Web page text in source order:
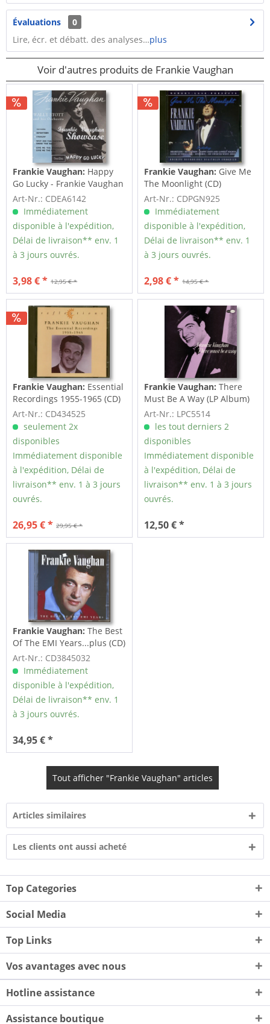
Évaluations
0
Lire, écr. et débatt. des analyses…plus
Voir d'autres produits de Frankie Vaughan
Frankie Vaughan: Happy
Go Lucky - Frankie Vaughan
Showcase
Art-Nr.: CDEA6142
Immédiatement
disponible à l'expédition,
Délai de livraison** env. 1
à 3 jours ouvrés.
12,95 € *
3,98 € *
Frankie Vaughan: Give Me
The Moonlight (CD)
Art-Nr.: CDPGN925
Immédiatement
disponible à l'expédition,
Délai de livraison** env. 1
à 3 jours ouvrés.
14,95 € *
2,98 € *
Frankie Vaughan: Essential
Recordings 1955-1965 (CD)
Art-Nr.: CD434525
seulement 2x
disponibles
Immédiatement disponible
à l'expédition, Délai de
livraison** env. 1 à 3 jours
ouvrés.
29,95 € *
26,95 € *
Frankie Vaughan: There
Must Be A Way (LP Album)
Art-Nr.: LPC5514
les tout derniers 2
disponibles
Immédiatement disponible
à l'expédition, Délai de
livraison** env. 1 à 3 jours
ouvrés.
12,50 € *
Frankie Vaughan: The Best
Of The EMI Years...plus (CD)
Art-Nr.: CD3845032
Immédiatement
disponible à l'expédition,
Délai de livraison** env. 1
à 3 jours ouvrés.
34,95 € *
Tout afficher "Frankie Vaughan" articles
Articles similaires
Les clients ont aussi acheté
Top Categories
Social Media
Top Links
Vos avantages avec nous
Hotline assistance
Assistance boutique